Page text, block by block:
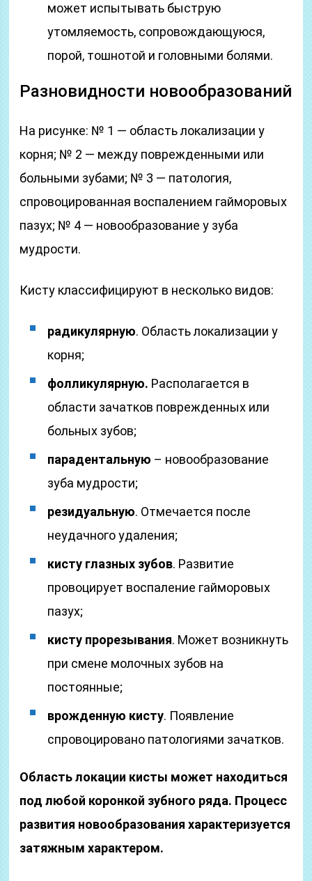
может испытывать быструю
утомляемость, сопровождающуюся,
порой, тошнотой и головными болями.
Разновидности новообразований
На рисунке: № 1 — область локализации у
корня; № 2 — между поврежденными или
больными зубами; № 3 — патология,
спровоцированная воспалением гайморовых
пазух; № 4 — новообразование у зуба
мудрости.
Кисту классифицируют в несколько видов:
радикулярную. Область локализации у
корня;
фолликулярную. Располагается в
области зачатков поврежденных или
больных зубов;
парадентальную – новообразование
зуба мудрости;
резидуальную. Отмечается после
неудачного удаления;
кисту глазных зубов. Развитие
провоцирует воспаление гайморовых
пазух;
кисту прорезывания. Может возникнуть
при смене молочных зубов на
постоянные;
врожденную кисту. Появление
спровоцировано патологиями зачатков.
Область локации кисты может находиться
под любой коронкой зубного ряда. Процесс
развития новообразования характеризуется
затяжным характером.